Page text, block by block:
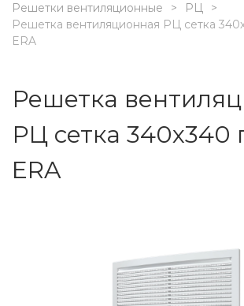
Решетки вентиляционные
РЦ
Решетка вентиляционная РЦ сетка
ERA
Решетка
РЦ сетка 340х340
ERA